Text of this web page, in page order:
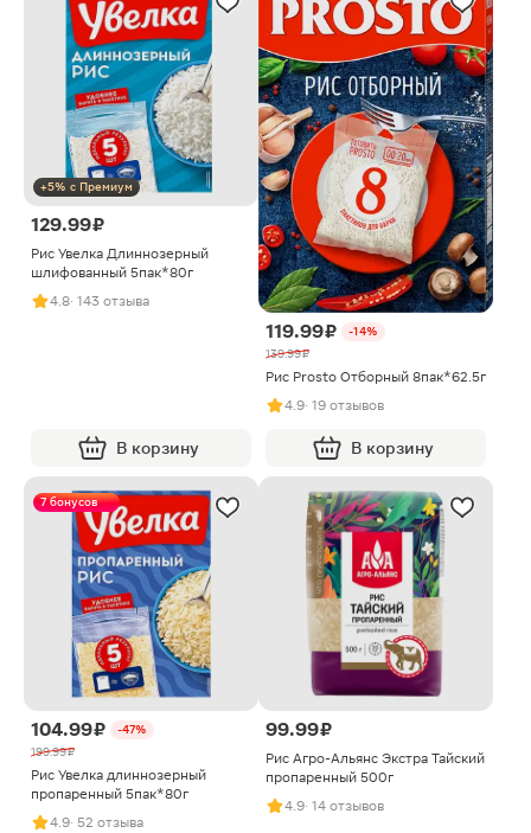
+5% с Премиум
129.99 ₽
Рис Увелка Длиннозерный
шлифованный 5пак*80г
4.8· 143 отзыва
В корзину
119.99 ₽
-14%
139.99 ₽
Рис Prosto Отборный 8пак*62.5г
4.9· 19 отзывов
В корзину
7 бонусов
104.99 ₽
-47%
199.99 ₽
Рис Увелка длиннозерный
пропаренный 5пак*80г
4.9· 52 отзыва
99.99 ₽
Рис Агро-Альянс Экстра Тайский
пропаренный 500г
4.9· 14 отзывов